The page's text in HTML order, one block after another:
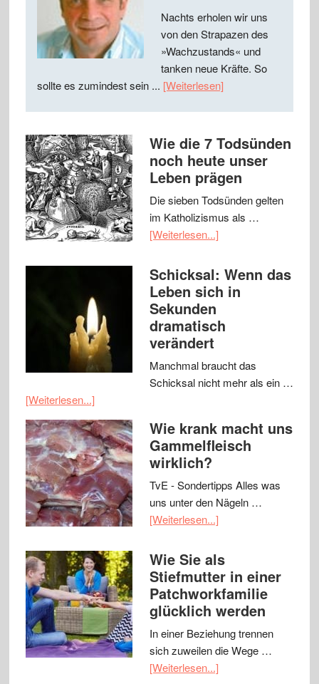
Nachts erholen wir uns
von den Strapazen des
»Wachzustands« und
tanken neue Kräfte. So
sollte es zumindest sein ... [Weiterlesen]
Wie die 7 Todsünden
noch heute unser
Leben prägen
Die sieben Todsünden gelten
im Katholizismus als …
[Weiterlesen...]
Schicksal: Wenn das
Leben sich in
Sekunden
dramatisch
verändert
Manchmal braucht das
Schicksal nicht mehr als ein …
[Weiterlesen...]
Wie krank macht uns
Gammelfleisch
wirklich?
TvE - Sondertipps Alles was
uns unter den Nägeln …
[Weiterlesen...]
Wie Sie als
Stiefmutter in einer
Patchworkfamilie
glücklich werden
In einer Beziehung trennen
sich zuweilen die Wege …
[Weiterlesen...]